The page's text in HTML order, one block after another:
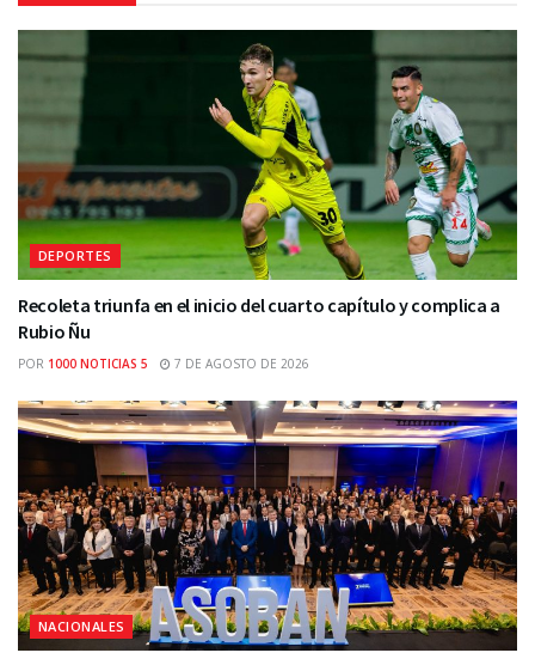
DEPORTES
Recoleta triunfa en el inicio del cuarto capítulo y complica a
Rubio Ñu
POR 1000 NOTICIAS 5 7 DE AGOSTO DE 2026
NACIONALES